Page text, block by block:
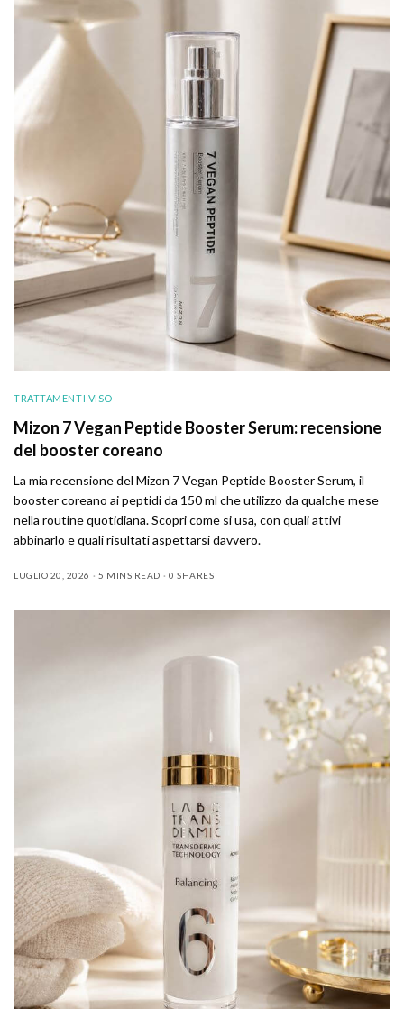
TRATTAMENTI VISO
Mizon 7 Vegan Peptide Booster Serum: recensione
del booster coreano
La mia recensione del Mizon 7 Vegan Peptide Booster Serum, il
booster coreano ai peptidi da 150 ml che utilizzo da qualche mese
nella routine quotidiana. Scopri come si usa, con quali attivi
abbinarlo e quali risultati aspettarsi davvero.
LUGLIO 20, 2026 5 MINS READ 0 SHARES